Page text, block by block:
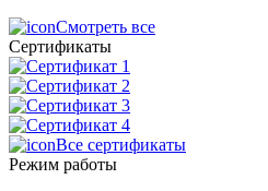
Смотреть все
Сертификаты
Все сертификаты
Режим работы